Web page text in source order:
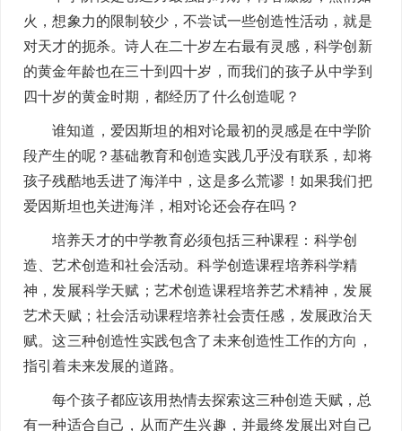
火，想象力的限制较少，不尝试一些创造性活动，就是
对天才的扼杀。诗人在二十岁左右最有灵感，科学创新
的黄金年龄也在三十到四十岁，而我们的孩子从中学到
四十岁的黄金时期，都经历了什么创造呢？
谁知道，爱因斯坦的相对论最初的灵感是在中学阶
段产生的呢？基础教育和创造实践几乎没有联系，却将
孩子残酷地丢进了海洋中，这是多么荒谬！如果我们把
爱因斯坦也关进海洋，相对论还会存在吗？
培养天才的中学教育必须包括三种课程：科学创
造、艺术创造和社会活动。科学创造课程培养科学精
神，发展科学天赋；艺术创造课程培养艺术精神，发展
艺术天赋；社会活动课程培养社会责任感，发展政治天
赋。这三种创造性实践包含了未来创造性工作的方向，
指引着未来发展的道路。
每个孩子都应该用热情去探索这三种创造天赋，总
有一种适合自己，从而产生兴趣，并最终发展出对自己